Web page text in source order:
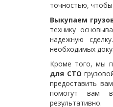
точностью, чтобы
Выкупаем
технику
надежную
необходимых
Кроме того, мы
для СТО
предоставить
помогут вам
результативно.